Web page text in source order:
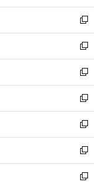
開
く
新
し
い
ウ
ィ
ン
ド
ウ
で
開
く
新
し
い
ウ
ィ
ン
ド
ウ
で
開
く
新
し
い
ウ
ィ
ン
ド
ウ
で
新
し
い
ウ
ィ
ン
ド
新
し
い
ウ
ィ
新
し
い
新